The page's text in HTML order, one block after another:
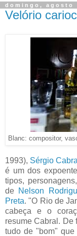
domingo, agosto
Velório
Blanc: compositor,
1993), Sérgio Cabral
é um dos
tipos,
de Nelson
Preta. "O Rio de
cabeça e o
resume Cabral. De
tudo de "bom"